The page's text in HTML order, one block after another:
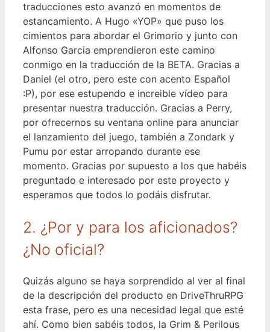
traducciones esto avanzó en momentos de
estancamiento. A Hugo «YOP» que puso los
cimientos para abordar el Grimorio y junto con
Alfonso Garcia emprendieron este camino
conmigo en la traducción de la BETA. Gracias a
Daniel (el otro, pero este con acento Español
:P), por ese estupendo e increible vídeo para
presentar nuestra traducción. Gracias a Perry,
por ofrecernos su ventana online para anunciar
el lanzamiento del juego, también a Zondark y
Pumu por estar arropando durante ese
momento. Gracias por supuesto a los que habéis
preguntado e interesado por este proyecto y
esperamos que todos lo podáis disfrutar.
2. ¿Por y para los aficionados?
¿No oficial?
Quizás alguno se haya sorprendido al ver al final
de la descripción del producto en DriveThruRPG
esta frase, pero es una necesidad legal que esté
ahí. Como bien sabéis todos, la Grim & Perilous